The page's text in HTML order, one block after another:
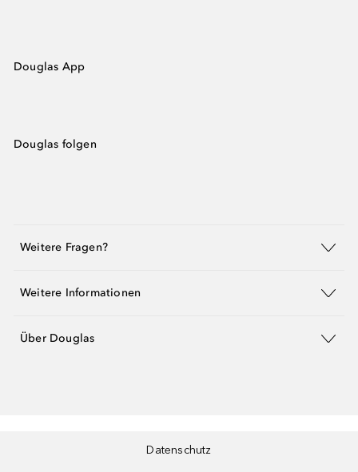
Douglas App
Douglas folgen
Weitere Fragen?
Weitere Informationen
Über Douglas
Datenschutz